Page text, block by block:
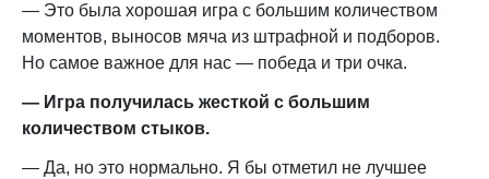
— Это была хорошая игра с большим количеством
моментов, выносов мяча из штрафной и подборов.
Но самое важное для нас — победа и три очка.
— Игра получилась жесткой с большим
количеством стыков.
— Да, но это нормально. Я бы отметил не лучшее